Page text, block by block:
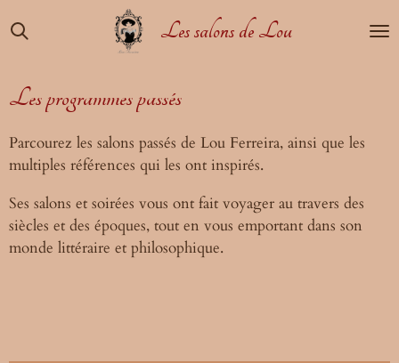
Passer
au
principal
Les salons de Lou
Les programmes passés
Parcourez les salons passés de Lou Ferreira, ainsi que les
multiples références qui les ont inspirés.
Ses salons et soirées vous ont fait voyager au travers des
siècles et des époques, tout en vous emportant dans son
monde littéraire et philosophique.